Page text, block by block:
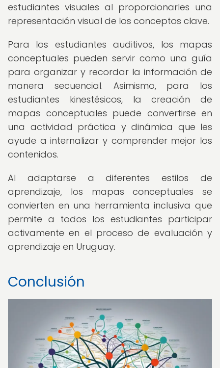
estudiantes visuales al proporcionarles una
representación visual de los conceptos clave.
Para los estudiantes auditivos, los mapas
conceptuales pueden servir como una guía
para organizar y recordar la información de
manera secuencial. Asimismo, para los
estudiantes kinestésicos, la creación de
mapas conceptuales puede convertirse en
una actividad práctica y dinámica que les
ayude a internalizar y comprender mejor los
contenidos.
Al adaptarse a diferentes estilos de
aprendizaje, los mapas conceptuales se
convierten en una herramienta inclusiva que
permite a todos los estudiantes participar
activamente en el proceso de evaluación y
aprendizaje en Uruguay.
Conclusión